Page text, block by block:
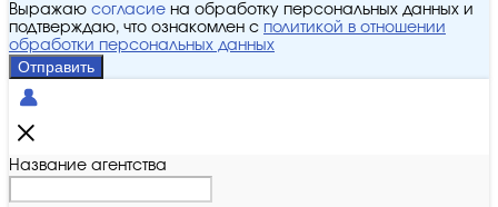
Выражаю согласие на обработку персональных данных и
подтверждаю, что ознакомлен с политикой в отношении
обработки персональных данных
Отправить
Название агентства